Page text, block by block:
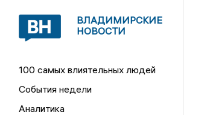
ВЛАДИМИРСКИЕ
НОВОСТИ
100 самых влиятельных людей
События недели
Аналитика